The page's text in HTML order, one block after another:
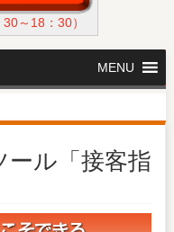
～18：30）
MENU
ール「接客指